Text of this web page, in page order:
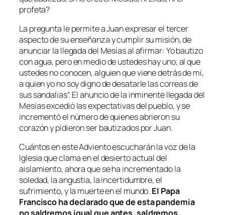
profeta?
La pregunta le permite a Juan expresar el tercer
aspecto de su enseñanza y cumplir su misión, de
anunciar la llegada del Mesías al afirmar: Yo bautizo
con agua, pero en medio de ustedes hay uno, al que
ustedes no conocen, alguien que viene detrás de mí,
a quien yo no soy digno de desatarle las correas de
sus sandalias”. El anuncio de la inminente llegada del
Mesías excedió las expectativas del pueblo, y se
incrementó el número de quienes abrieron su
corazón y pidieron ser bautizados por Juan.
Cuántos en este Adviento escucharán la voz de la
Iglesia que clama en el desierto actual del
aislamiento, ahora que se ha incrementado la
soledad, la angustia, la incertidumbre, el
sufrimiento, y la muerte en el mundo. El Papa
Francisco ha declarado que de esta pandemia